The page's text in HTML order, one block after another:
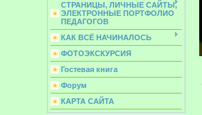
СТРАНИЦЫ, ЛИЧНЫЕ САЙТЫ,
ЭЛЕКТРОННЫЕ ПОРТФОЛИО
ПЕДАГОГОВ
КАК ВСЁ НАЧИНАЛОСЬ
ФОТОЭКСКУРСИЯ
Гостевая книга
Форум
КАРТА САЙТА